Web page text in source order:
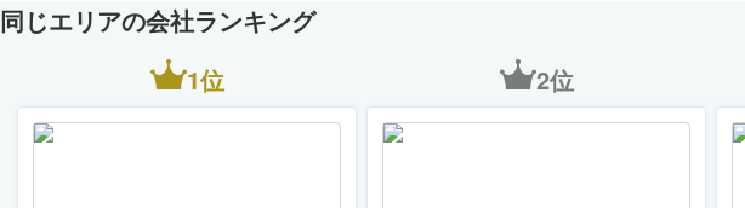
同じエリアの会社ランキング
1位
2位